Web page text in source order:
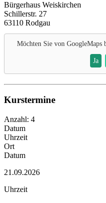
Bürgerhaus Weiskirchen
Schillerstr. 27
63110 Rodgau
Möchten Sie von GoogleMaps
Ja
Kurstermine
Anzahl: 4
Datum
Uhrzeit
Ort
Datum
21.09.2026
Uhrzeit